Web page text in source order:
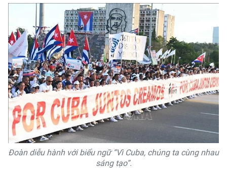
Đoàn diễu hành với biểu ngữ “Vì Cuba, chúng ta cùng nhau
sáng tạo”.